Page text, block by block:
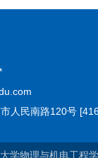
人民南路120号
学物理与机电工程